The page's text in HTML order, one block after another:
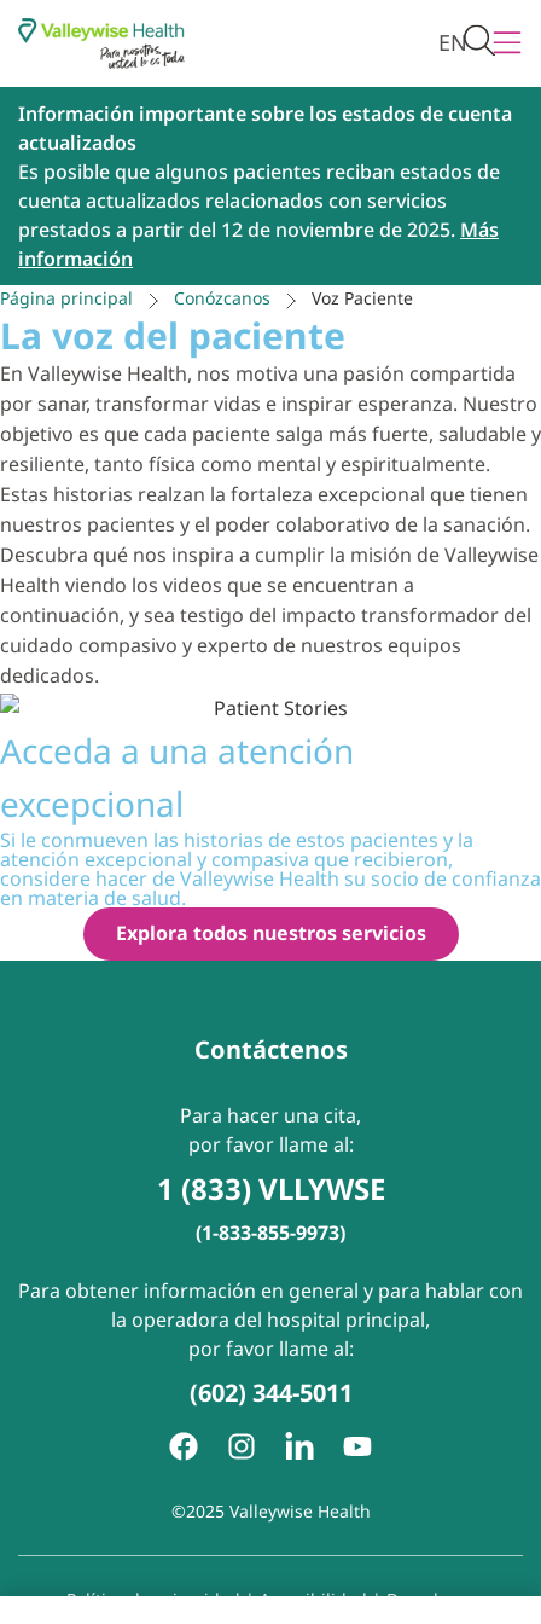
EN
Información importante sobre los estados de cuenta
actualizados
Es posible que algunos pacientes reciban estados de
cuenta actualizados relacionados con servicios
prestados a partir del 12 de noviembre de 2025. Más
información
Página principal Conózcanos Voz Paciente
La voz del paciente
En Valleywise Health, nos motiva una pasión compartida
por sanar, transformar vidas e inspirar esperanza. Nuestro
objetivo es que cada paciente salga más fuerte, saludable y
resiliente, tanto física como mental y espiritualmente.
Estas historias realzan la fortaleza excepcional que tienen
nuestros pacientes y el poder colaborativo de la sanación.
Descubra qué nos inspira a cumplir la misión de Valleywise
Health viendo los videos que se encuentran a
continuación, y sea testigo del impacto transformador del
cuidado compasivo y experto de nuestros equipos
dedicados.
Acceda a una atención
excepcional
Si le conmueven las historias de estos pacientes y la
atención excepcional y compasiva que recibieron,
considere hacer de Valleywise Health su socio de confianza
en materia de salud.
Explora todos nuestros servicios
Contáctenos
Para hacer una cita,
por favor llame al:
1 (833) VLLYWSE
(1-833-855-9973)
Para obtener información en general y para hablar con
la operadora del hospital principal,
por favor llame al:
(602) 344-5011
©2025 Valleywise Health
Política de privacidad|Accesibilidad|Derechos y